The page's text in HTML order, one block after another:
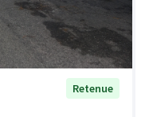
Retenue